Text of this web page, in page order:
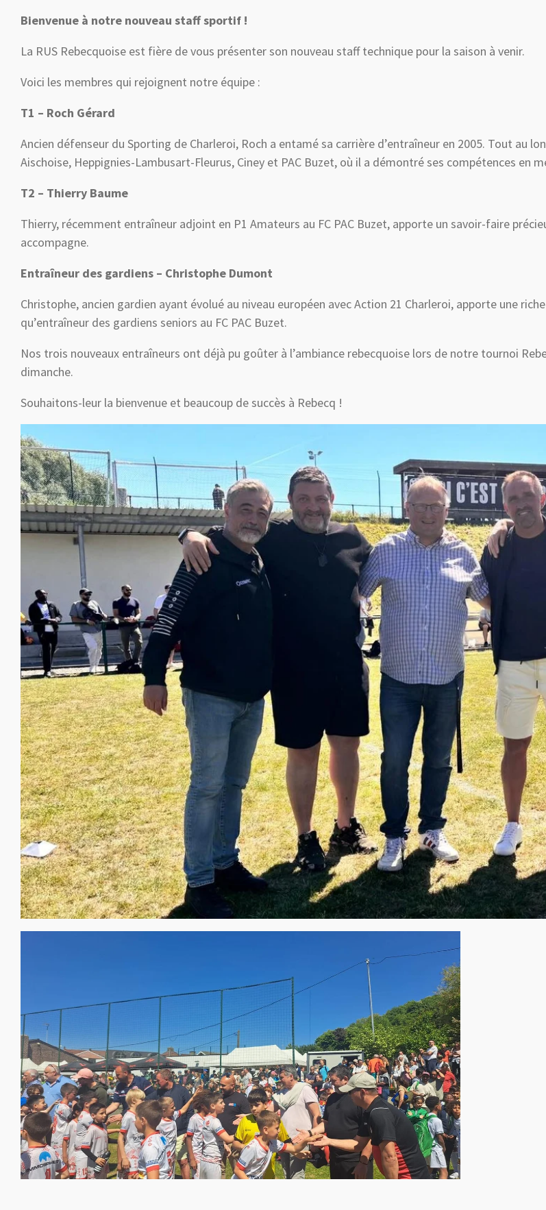
Bienvenue à notre nouveau staff sportif !
La RUS Rebecquoise est fière de vous présenter son nouveau staff technique pour la saison à venir.
Voici les membres qui rejoignent notre équipe :
T1 – Roch Gérard
Ancien défenseur du Sporting de Charleroi, Roch a entamé sa carrière d’entraîneur en 2005. Tout au
Aischoise, Heppignies-Lambusart-Fleurus, Ciney et PAC Buzet, où il a démontré ses compétences en
T2 – Thierry Baume
Thierry, récemment entraîneur adjoint en P1 Amateurs au FC PAC Buzet, apporte un savoir-faire
accompagne.
Entraîneur des gardiens – Christophe Dumont
Christophe, ancien gardien ayant évolué au niveau européen avec Action 21 Charleroi, apporte une
qu’entraîneur des gardiens seniors au FC PAC Buzet.
Nos trois nouveaux entraîneurs ont déjà pu goûter à l’ambiance rebecquoise lors de notre tournoi
dimanche.
Souhaitons-leur la bienvenue et beaucoup de succès à Rebecq !